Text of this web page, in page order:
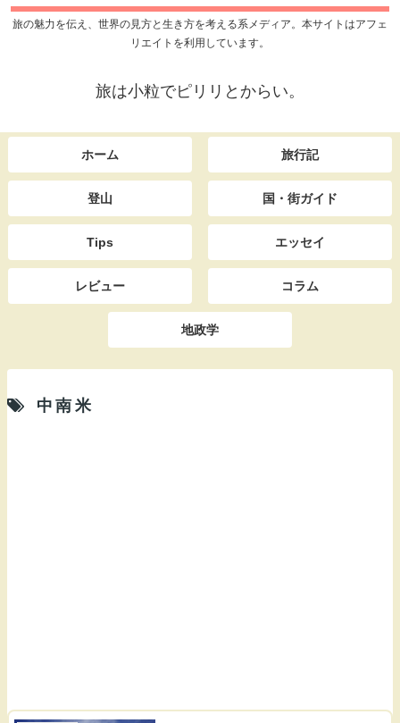
旅の魅力を伝え、世界の見方と生き方を考える系メディア。本サイトはアフェ
リエイトを利用しています。
旅は小粒でピリリとからい。
ホーム 旅行記
登山 国・街ガイド
Tips エッセイ
レビュー コラム
地政学
中南米